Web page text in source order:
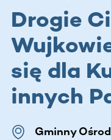
Drogie
się dla
innych
Gminny